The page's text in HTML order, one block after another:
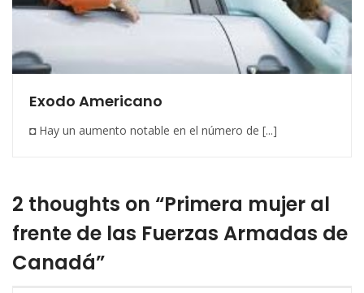
Exodo Americano
◘ Hay un aumento notable en el número de [...]
2 thoughts on “Primera mujer al
frente de las Fuerzas Armadas de
Canadá”